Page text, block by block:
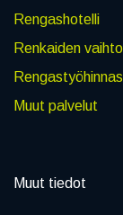
Rengashotelli
Renkaiden vaihto
Muut palvelut
Muut tiedot